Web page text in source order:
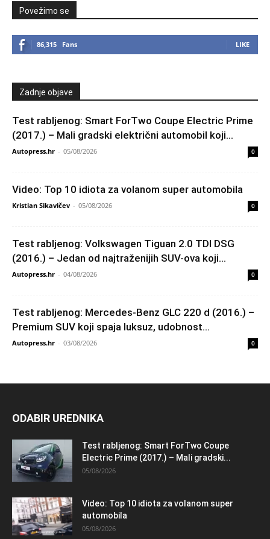
Povežimo se
86,315 Fans LIKE
Zadnje objave
Test rabljenog: Smart ForTwo Coupe Electric Prime
(2017.) – Mali gradski električni automobil koji...
Autopress.hr - 05/08/2026 0
Video: Top 10 idiota za volanom super automobila
Kristian Sikavičev - 05/08/2026 0
Test rabljenog: Volkswagen Tiguan 2.0 TDI DSG
(2016.) – Jedan od najtraženijih SUV-ova koji...
Autopress.hr - 04/08/2026 0
Test rabljenog: Mercedes-Benz GLC 220 d (2016.) –
Premium SUV koji spaja luksuz, udobnost...
Autopress.hr - 03/08/2026 0
ODABIR UREDNIKA
Test rabljenog: Smart ForTwo Coupe
Electric Prime (2017.) – Mali gradski...
05/08/2026
Video: Top 10 idiota za volanom super
automobila
05/08/2026